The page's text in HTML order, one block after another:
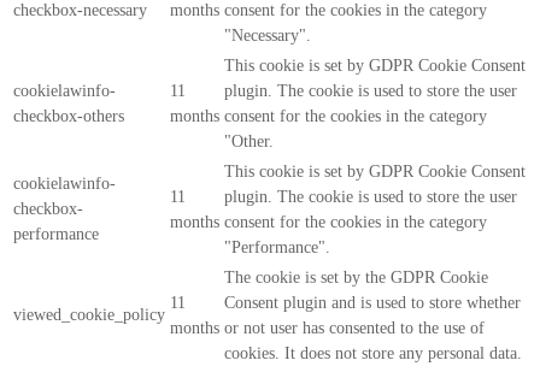
checkbox-necessary
months consent for the cookies in the category
"Necessary".
cookielawinfo-
checkbox-others
11
months
This cookie is set by GDPR Cookie Consent
plugin. The cookie is used to store the user
consent for the cookies in the category
"Other.
cookielawinfo-
checkbox-
performance
11
months
This cookie is set by GDPR Cookie Consent
plugin. The cookie is used to store the user
consent for the cookies in the category
"Performance".
viewed_cookie_policy
11
months
The cookie is set by the GDPR Cookie
Consent plugin and is used to store whether
or not user has consented to the use of
cookies. It does not store any personal data.